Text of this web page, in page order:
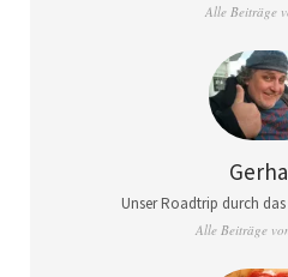
Alle Beiträge
Unser Roadtrip durch
Alle Beiträge